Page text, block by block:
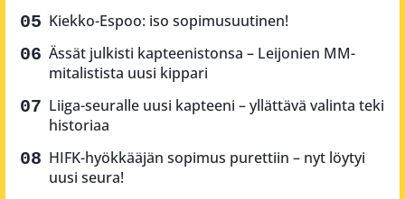
Kiekko-Espoo: iso sopimusuutinen!
Ässät julkisti kapteenistonsa – Leijonien MM-
mitalistista uusi kippari
Liiga-seuralle uusi kapteeni – yllättävä valinta teki
historiaa
HIFK-hyökkääjän sopimus purettiin – nyt löytyi
uusi seura!